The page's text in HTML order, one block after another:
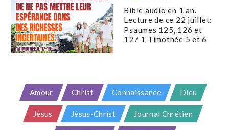
Bible audio en 1 an.
Lecture de ce 22 juillet:
Psaumes 125, 126 et
127 1 Timothée 5 et 6
Amour Christ Connaissance Dieu
Jésus Jésus-Christ Journal Chrétien